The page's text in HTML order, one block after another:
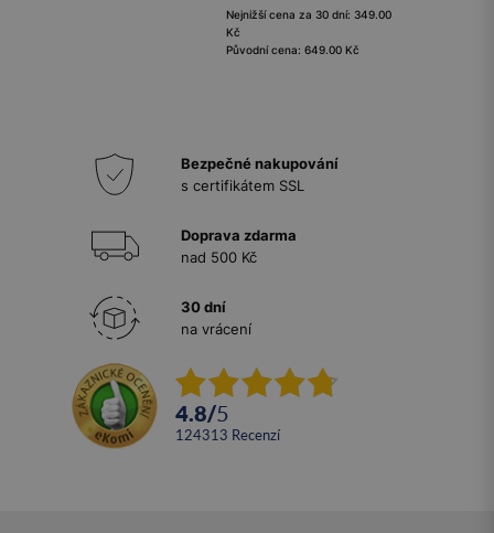
Nejnižší cena za 30 dní: 349.00
Kč
Původní cena: 649.00 Kč
Bezpečné nakupování
s certifikátem SSL
Doprava zdarma
nad 500 Kč
30 dní
na vrácení
4.8/5
124313 recenzí